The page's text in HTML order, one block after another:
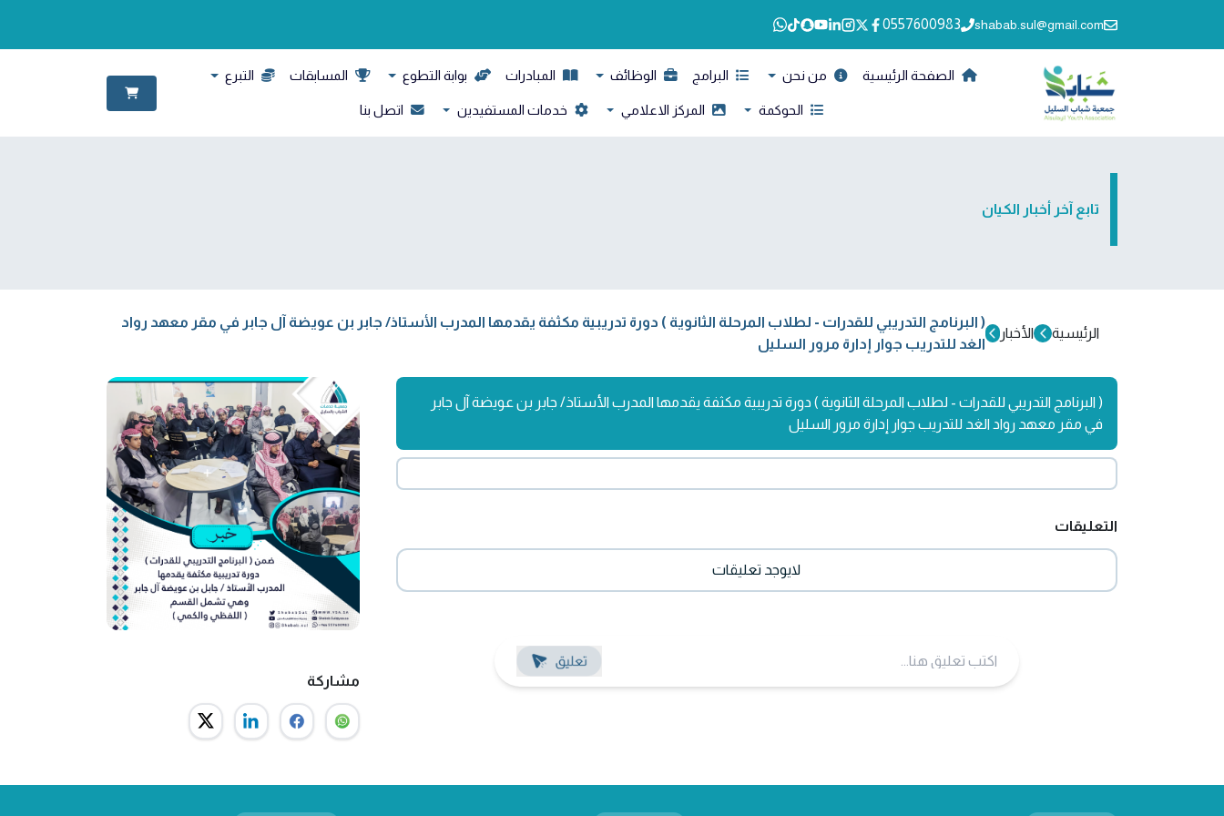
shabab.sul@gmail.com
0557600983
الصفحة الرئيسية من نحن البرامج الوظائف المبادرات بوابة التطوع المسابقات التبرع
الحوكمة المركز الاعلامي خدمات المستفيدين اتصل بنا
تابع آخر أخبار الكيان
الرئيسية الأخبار
( البرنامج التدريبي للقدرات - لطلاب المرحلة الثانوية ) دورة تدريبية مكثفة يقدمها المدرب الأستاذ/ جابر بن عويضة آل جابر في مقر معهد رواد
الغد للتدريب جوار إدارة مرور السليل
( البرنامج التدريبي للقدرات - لطلاب المرحلة الثانوية ) دورة تدريبية مكثفة يقدمها المدرب الأستاذ/ جابر بن عويضة آل جابر
في مقر معهد رواد الغد للتدريب جوار إدارة مرور السليل
التعليقات
لايوجد تعليقات
مشاركة